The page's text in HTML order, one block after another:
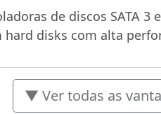
de discos SATA 3
disks com alta
▼ Ver todas as